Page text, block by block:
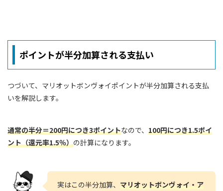
ポイントが半分加算される支払い
つづいて、マリオットボンヴォイポイントが半分加算される支払
いを解説します。
通常の半分＝200円につき3ポイントなので、 100円につき1.5ポイ
ント（還元率1.5％）の計算になります。
実はこの半分加算、 マリオットボンヴォイ・ア